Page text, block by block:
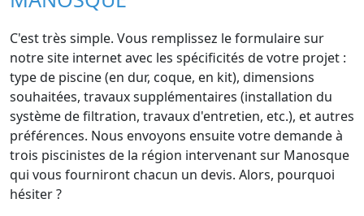
C'est très simple. Vous remplissez le formulaire sur
notre site internet avec les spécificités de votre projet :
type de piscine (en dur, coque, en kit), dimensions
souhaitées, travaux supplémentaires (installation du
système de filtration, travaux d'entretien, etc.), et autres
préférences. Nous envoyons ensuite votre demande à
trois piscinistes de la région intervenant sur Manosque
qui vous fourniront chacun un devis. Alors, pourquoi
hésiter ?